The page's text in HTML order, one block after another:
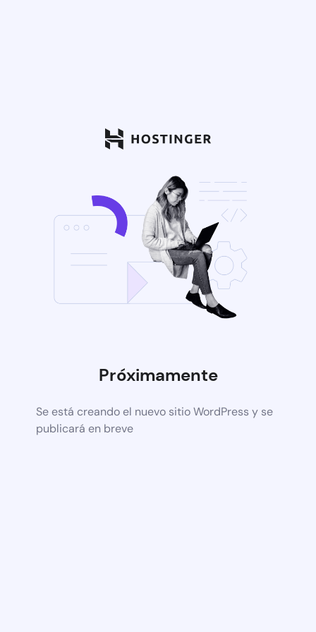
Próximamente
Se está creando el nuevo sitio WordPress y se
publicará en breve